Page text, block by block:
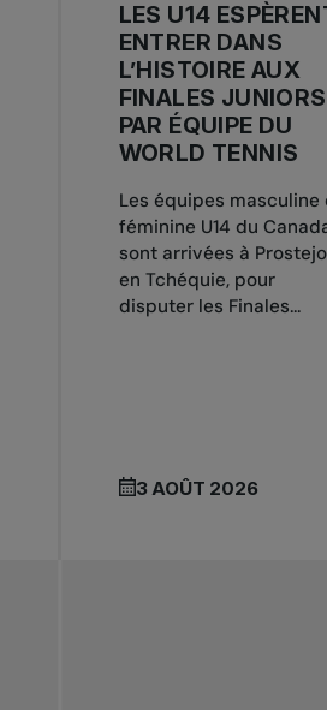
LES U14
ENTRER DANS
L’HISTOIRE AUX
FINALES JUNIORS
PAR ÉQUIPE DU
WORLD TENNIS
Les équipes masculine
féminine U14 du
sont arrivées à
en Tchéquie, pour
disputer les Finales...
3 AOÛT 2026